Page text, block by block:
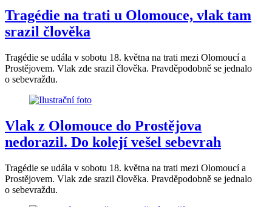
Tragédie na trati u Olomouce, vlak tam
srazil člověka
Tragédie se udála v sobotu 18. května na trati mezi Olomoucí a
Prostějovem. Vlak zde srazil člověka. Pravděpodobně se jednalo
o sebevraždu.
Vlak z Olomouce do Prostějova
nedorazil. Do kolejí vešel sebevrah
Tragédie se udála v sobotu 18. května na trati mezi Olomoucí a
Prostějovem. Vlak zde srazil člověka. Pravděpodobně se jednalo
o sebevraždu.